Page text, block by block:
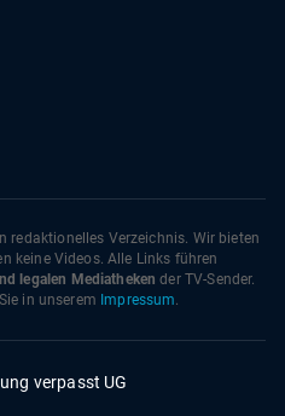
redaktionelles Verzeichnis. Wir bieten
keine Videos. Alle Links führen
legalen Mediatheken der TV-Sender.
in unserem Impressum.
verpasst UG